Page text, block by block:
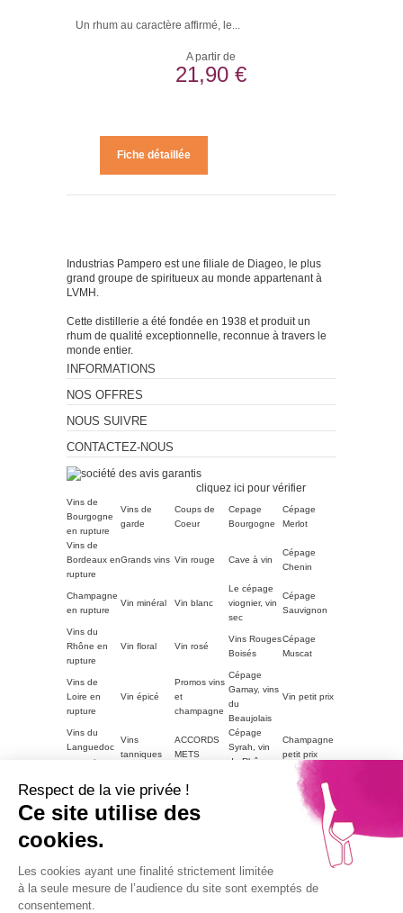
Un rhum au caractère affirmé, le...
A partir de
21,90 €
Fiche détaillée
Industrias Pampero est une filiale de Diageo, le plus
grand groupe de spiritueux au monde appartenant à
LVMH.
Cette distillerie a été fondée en 1938 et produit un
rhum de qualité exceptionnelle, reconnue à travers le
monde entier.
INFORMATIONS
NOS OFFRES
NOUS SUIVRE
CONTACTEZ-NOUS
cliquez ici pour vérifier.
Vins de
Bourgogne
en rupture
Vins de
garde
Coups de
Coeur
Cepage
Bourgogne
Cépage
Merlot
Vins de
Bordeaux en
rupture
Grands vins Vin rouge Cave à vin
Cépage
Chenin
Champagne
en rupture
Vin minéral Vin blanc
Le cépage
viognier, vin
sec
Cépage
Sauvignon
Vins du
Rhône en
rupture
Vin floral Vin rosé
Vins Rouges
Boisés
Cépage
Muscat
Vins de
Loire en
rupture
Vin épicé
Promos vins
et
champagne
Cépage
Gamay, vins
du
Beaujolais
Vin petit prix
Vins du
Languedoc
en rupture
Vins
tanniques
ACCORDS
METS
Cépage
Syrah, vin
du Rhône
Champagne
petit prix
régions en
rupture
Vins
moelleux
LE VIN PAR
GOUTS
Vin blanc
petit prix
Vins de
Bourgogne
en rupture
Vins rouge
Vins fruités
L'abus d'alcool est dangereux pour la santé, à
Respect de la vie privée !
Ce site utilise des
cookies.
Les cookies ayant une finalité strictement limitée
à la seule mesure de l’audience du site sont exemptés de
consentement.